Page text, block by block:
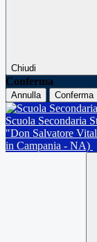
Chiudi
Conferma
Annulla Conferma
Scuola Secondaria
"Don Salvatore
in Campania - NA)